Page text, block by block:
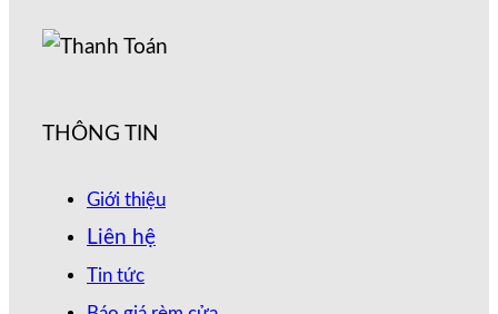
THÔNG TIN
Giới thiệu
Liên hệ
Tin tức